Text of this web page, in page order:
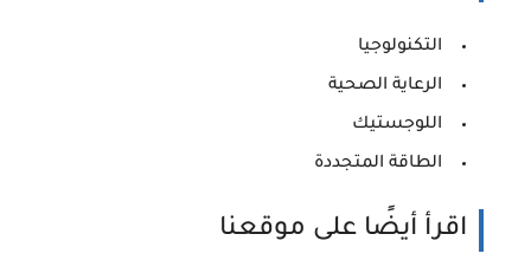
التكنولوجيا
الرعاية الصحية
اللوجستيك
الطاقة المتجددة
اقرأ أيضًا على موقعنا